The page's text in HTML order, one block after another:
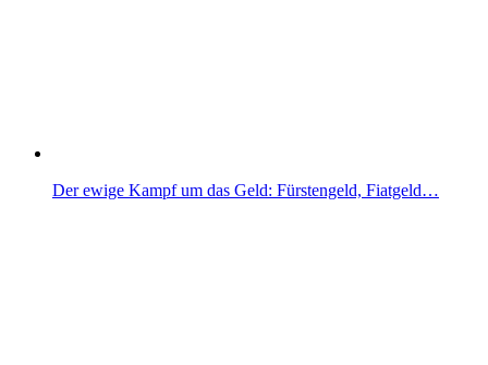
Der ewige Kampf um das Geld: Fürstengeld, Fiatgeld…